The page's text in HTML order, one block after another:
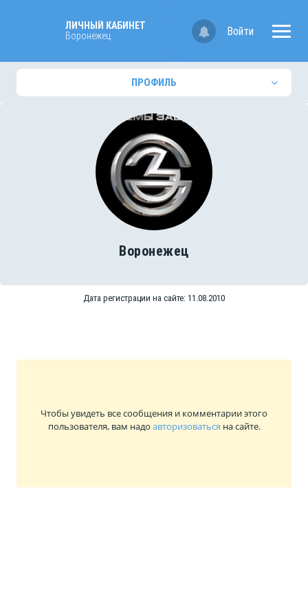
ЛИЧНЫЙ КАБИНЕТ
Воронежец
Войти
ПРОФИЛЬ
Воронежец
Дата регистрации на сайте: 11.08.2010
Чтобы увидеть все сообщения и комментарии этого
пользователя, вам надо авторизоваться на сайте.